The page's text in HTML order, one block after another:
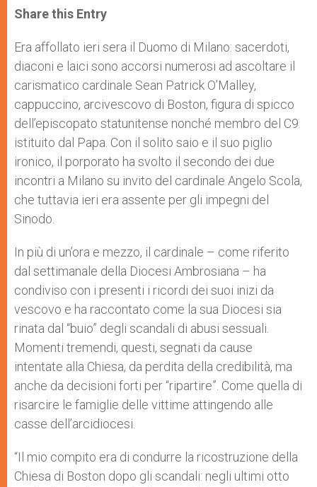
t
s
p
p
s
e
g
e
e
b
o
k
r
Share this Entry
Era affollato ieri sera il Duomo di Milano: sacerdoti,
diaconi e laici sono accorsi numerosi ad ascoltare il
carismatico cardinale Sean Patrick O’Malley,
cappuccino, arcivescovo di Boston, figura di spicco
dell’episcopato statunitense nonché membro del C9
istituito dal Papa. Con il solito saio e il suo piglio
ironico, il porporato ha svolto il secondo dei due
incontri a Milano su invito del cardinale Angelo Scola,
che tuttavia ieri era assente per gli impegni del
Sinodo.
In più di un’ora e mezzo, il cardinale – come riferito
dal settimanale della Diocesi Ambrosiana – ha
condiviso con i presenti i ricordi dei suoi inizi da
vescovo e ha raccontato come la sua Diocesi sia
rinata dal “buio” degli scandali di abusi sessuali.
Momenti tremendi, questi, segnati da cause
intentate alla Chiesa, da perdita della credibilità, ma
anche da decisioni forti per “ripartire”. Come quella di
risarcire le famiglie delle vittime attingendo alle
casse dell’arcidiocesi.
“Il mio compito era di condurre la ricostruzione della
Chiesa di Boston dopo gli scandali: negli ultimi otto